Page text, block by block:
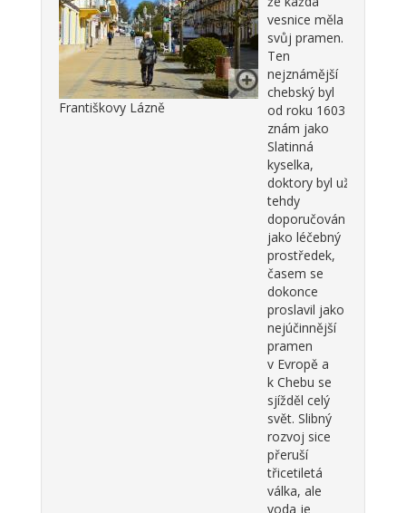
Františkovy Lázně
vesnice měla
svůj pramen.
Ten
nejznámější
chebský byl
od roku 1603
znám jako
Slatinná
kyselka,
doktory byl už
tehdy
doporučován
jako léčebný
prostředek,
časem se
dokonce
proslavil jako
nejúčinnější
pramen
v Evropě a
k Chebu se
sjížděl celý
svět. Slibný
rozvoj sice
přeruší
třicetiletá
válka, ale
voda je